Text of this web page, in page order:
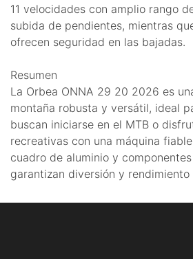
11 velocidades con amplio rango
subida de pendientes, mientras
ofrecen seguridad en las bajadas.
Resumen
La Orbea ONNA 29 20 2026 es
montaña robusta y versátil, ideal
buscan iniciarse en el MTB o
recreativas con una máquina
cuadro de aluminio y
garantizan diversión y